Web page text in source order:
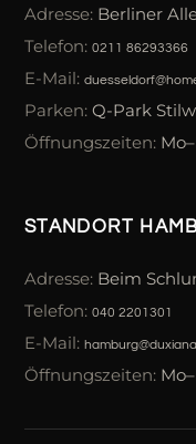
Adresse: Berliner
Telefon: 0211 86293366
E-Mail:
Parken: Q-Park
Öffnungszeiten:
STANDORT
Adresse: Beim
Telefon: 040 2201301
E-Mail:
Öffnungszeiten: